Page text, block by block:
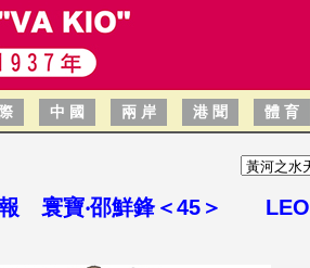
中 國 兩 岸 港 聞 體 育
報 寰寶‧邵鮮鋒＜45＞ LEO